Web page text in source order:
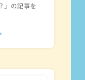
」の記事を